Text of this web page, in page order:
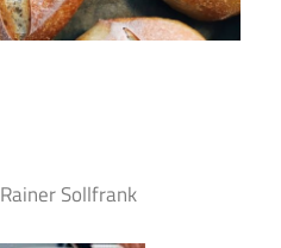
Rainer Sollfrank